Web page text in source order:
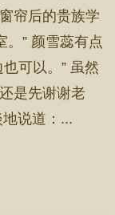
帘后的贵族学
。” 颜雪蕊有点
可以。” 虽然
是先谢谢老
说道：...